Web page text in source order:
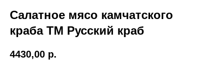
Салатное мясо камчатского
краба ТМ Русский краб
4430,00 р.